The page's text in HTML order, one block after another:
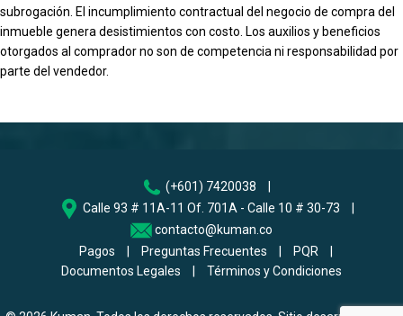
subrogación. El incumplimiento contractual del negocio de compra del
inmueble genera desistimientos con costo. Los auxilios y beneficios
otorgados al comprador no son de competencia ni responsabilidad por
parte del vendedor.
(+601) 7420038
|
Calle 93 # 11A-11 Of. 701A - Calle 10 # 30-73
contacto@kuman.co
Pagos
Preguntas Frecuentes PQR
Documentos Legales
Términos y Condiciones